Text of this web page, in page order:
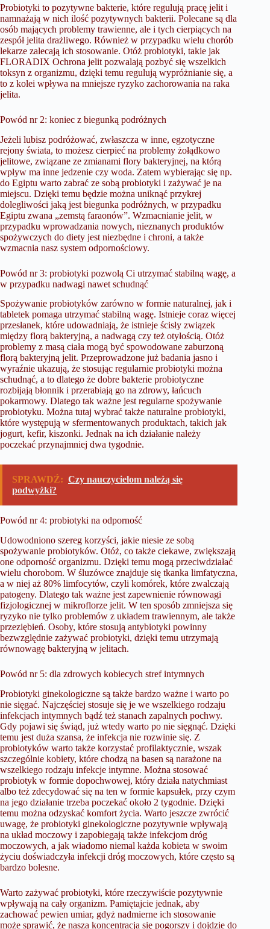
Probiotyki to pozytywne bakterie, które regulują pracę jelit i
namnażają w nich ilość pozytywnych bakterii. Polecane są dla
osób mających problemy trawienne, ale i tych cierpiących na
zespół jelita drażliwego. Również w przypadku wielu chorób
lekarze zalecają ich stosowanie. Otóż probiotyki, takie jak
FLORADIX Ochrona jelit pozwalają pozbyć się wszelkich
toksyn z organizmu, dzięki temu regulują wypróżnianie się, a
to z kolei wpływa na mniejsze ryzyko zachorowania na raka
jelita.
Powód nr 2: koniec z biegunką podróżnych
Jeżeli lubisz podróżować, zwłaszcza w inne, egzotyczne
rejony świata, to możesz cierpieć na problemy żołądkowo
jelitowe, związane ze zmianami flory bakteryjnej, na którą
wpływ ma inne jedzenie czy woda. Zatem wybierając się np.
do Egiptu warto zabrać ze sobą probiotyki i zażywać je na
miejscu. Dzięki temu będzie można uniknąć przykrej
dolegliwości jaką jest biegunka podróżnych, w przypadku
Egiptu zwana „zemstą faraonów”. Wzmacnianie jelit, w
przypadku wprowadzania nowych, nieznanych produktów
spożywczych do diety jest niezbędne i chroni, a także
wzmacnia nasz system odpornościowy.
Powód nr 3: probiotyki pozwolą Ci utrzymać stabilną wagę, a
w przypadku nadwagi nawet schudnąć
Spożywanie probiotyków zarówno w formie naturalnej, jak i
tabletek pomaga utrzymać stabilną wagę. Istnieje coraz więcej
przesłanek, które udowadniają, że istnieje ścisły związek
między florą bakteryjną, a nadwagą czy też otyłością. Otóż
problemy z masą ciała mogą być spowodowane zaburzoną
florą bakteryjną jelit. Przeprowadzone już badania jasno i
wyraźnie ukazują, że stosując regularnie probiotyki można
schudnąć, a to dlatego że dobre bakterie probiotyczne
rozbijają błonnik i przerabiają go na zdrowy, łańcuch
pokarmowy. Dlatego tak ważne jest regularne spożywanie
probiotyku. Można tutaj wybrać także naturalne probiotyki,
które występują w sfermentowanych produktach, takich jak
jogurt, kefir, kiszonki. Jednak na ich działanie należy
poczekać przynajmniej dwa tygodnie.
SPRAWDŹ: Czy nauczycielom należą się
podwyżki?
Powód nr 4: probiotyki na odporność
Udowodniono szereg korzyści, jakie niesie ze sobą
spożywanie probiotyków. Otóż, co także ciekawe, zwiększają
one odporność organizmu. Dzięki temu mogą przeciwdziałać
wielu chorobom. W śluzówce znajduje się tkanka limfatyczna,
a w niej aż 80% limfocytów, czyli komórek, które zwalczają
patogeny. Dlatego tak ważne jest zapewnienie równowagi
fizjologicznej w mikroflorze jelit. W ten sposób zmniejsza się
ryzyko nie tylko problemów z układem trawiennym, ale także
przeziębień. Osoby, które stosują antybiotyki powinny
bezwzględnie zażywać probiotyki, dzięki temu utrzymają
równowagę bakteryjną w jelitach.
Powód nr 5: dla zdrowych kobiecych stref intymnych
Probiotyki ginekologiczne są także bardzo ważne i warto po
nie sięgać. Najczęściej stosuje się je we wszelkiego rodzaju
infekcjach intymnych bądź też stanach zapalnych pochwy.
Gdy pojawi się świąd, już wtedy warto po nie sięgnąć. Dzięki
temu jest duża szansa, że infekcja nie rozwinie się. Z
probiotyków warto także korzystać profilaktycznie, wszak
szczególnie kobiety, które chodzą na basen są narażone na
wszelkiego rodzaju infekcje intymne. Można stosować
probiotyk w formie dopochwowej, który działa natychmiast
albo też zdecydować się na ten w formie kapsułek, przy czym
na jego działanie trzeba poczekać około 2 tygodnie. Dzięki
temu można odzyskać komfort życia. Warto jeszcze zwrócić
uwagę, że probiotyki ginekologiczne pozytywnie wpływają
na układ moczowy i zapobiegają także infekcjom dróg
moczowych, a jak wiadomo niemal każda kobieta w swoim
życiu doświadczyła infekcji dróg moczowych, które często są
bardzo bolesne.
Warto zażywać probiotyki, które rzeczywiście pozytywnie
wpływają na cały organizm. Pamiętajcie jednak, aby
zachować pewien umiar, gdyż nadmierne ich stosowanie
może sprawić, że nasza koncentracja się pogorszy i dojdzie do